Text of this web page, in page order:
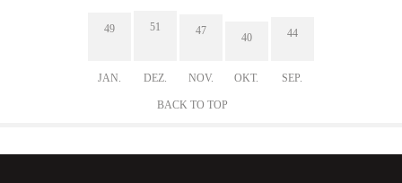
49
JAN.
51
DEZ.
47
NOV.
40
OKT.
44
SEP.
BACK TO TOP